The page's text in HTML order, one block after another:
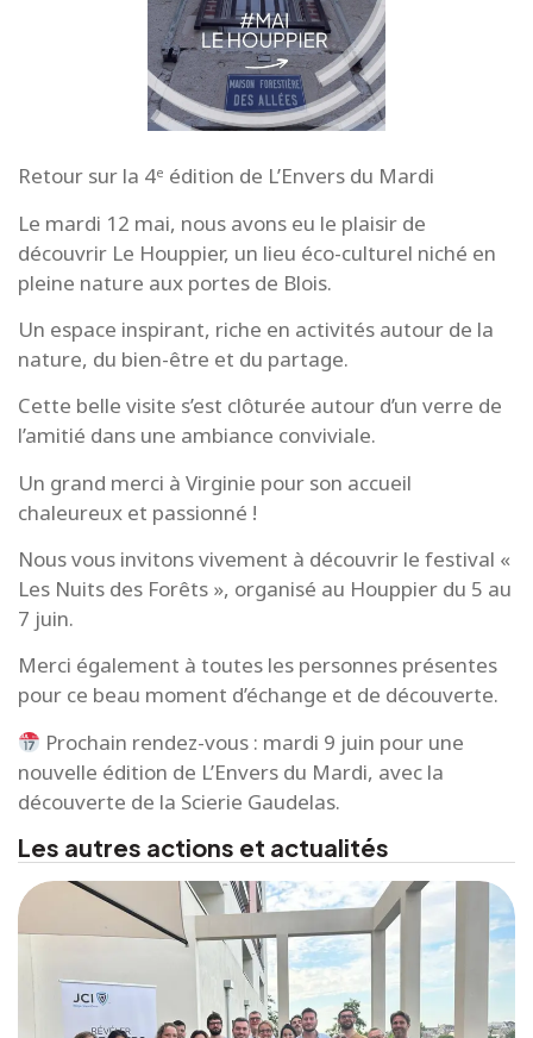
Retour sur la 4ᵉ édition de L’Envers du Mardi
Le mardi 12 mai, nous avons eu le plaisir de
découvrir Le Houppier, un lieu éco-culturel niché en
pleine nature aux portes de Blois.
Un espace inspirant, riche en activités autour de la
nature, du bien-être et du partage.
Cette belle visite s’est clôturée autour d’un verre de
l’amitié dans une ambiance conviviale.
Un grand merci à Virginie pour son accueil
chaleureux et passionné !
Nous vous invitons vivement à découvrir le festival «
Les Nuits des Forêts », organisé au Houppier du 5 au
7 juin.
Merci également à toutes les personnes présentes
pour ce beau moment d’échange et de découverte.
Prochain rendez-vous : mardi 9 juin pour une
nouvelle édition de L’Envers du Mardi, avec la
découverte de la Scierie Gaudelas.
Les autres actions et actualités